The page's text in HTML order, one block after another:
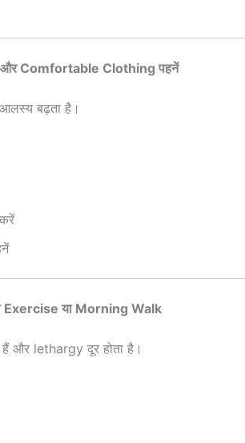
Comfortable Clothing पहनें
बढ़ता है।
Exercise या Morning Walk
और lethargy दूर होता है।